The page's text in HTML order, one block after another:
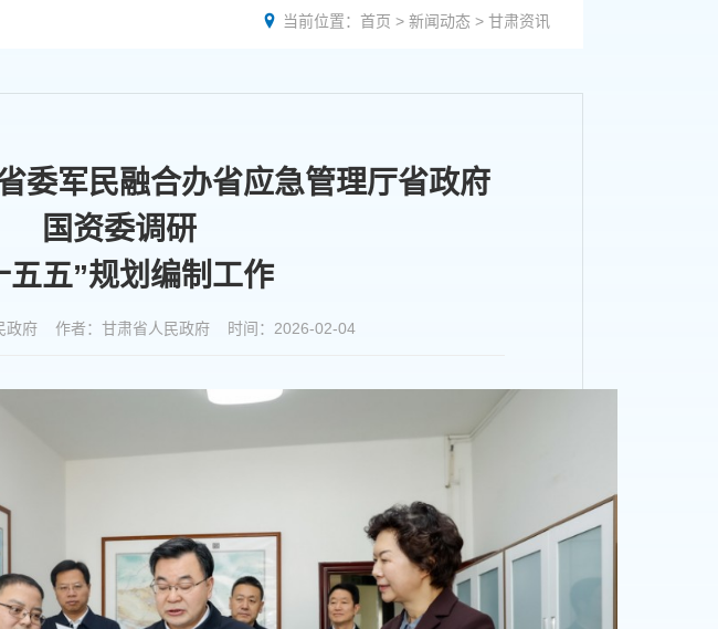
 当前位置： 首页 > 新闻动态 > 甘肃资讯
委军民融合办省应急管理厅省政府
国资委调研
五五”规划编制工作
政府 作者：甘肃省人民政府 时间：2026-02-04